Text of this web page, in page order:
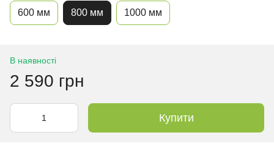
600 мм 800 мм 1000 мм
В наявності
2 590 грн
Купити